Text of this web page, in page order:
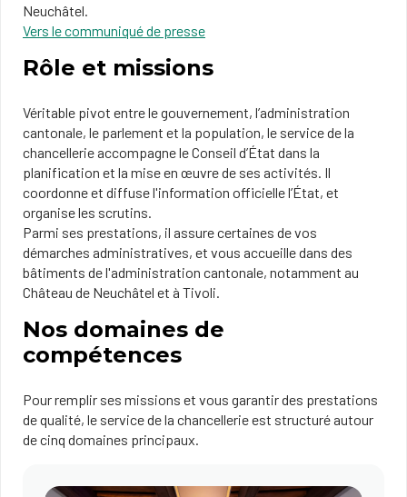
Neuchâtel.
Vers le communiqué de presse
Rôle et missions
Véritable pivot entre le gouvernement, l’administration
cantonale, le parlement et la population, le service de la
chancellerie accompagne le Conseil d’État dans la
planification et la mise en œuvre de ses activités. Il
coordonne et diffuse l'information officielle l’État, et
organise les scrutins.
Parmi ses prestations, il assure certaines de vos
démarches administratives, et vous accueille dans des
bâtiments de l'administration cantonale, notamment au
Château de Neuchâtel et à Tivoli.
Nos domaines de
compétences
Pour remplir ses missions et vous garantir des prestations
de qualité, le service de la chancellerie est structuré autour
de cinq domaines principaux.